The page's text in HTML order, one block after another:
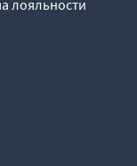
лояльности